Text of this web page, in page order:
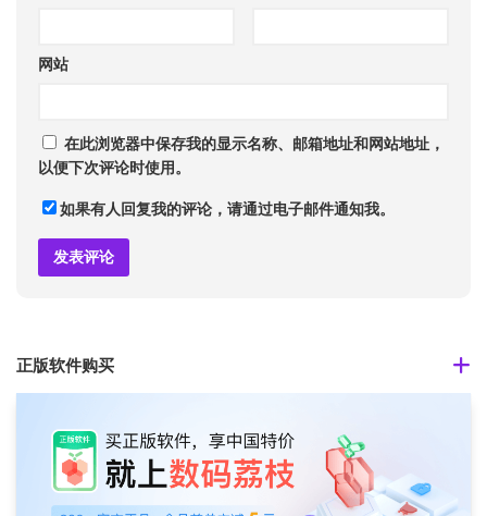
网站
在此浏览器中保存我的显示名称、邮箱地址和网站地址，
以便下次评论时使用。
如果有人回复我的评论，请通过电子邮件通知我。
正版软件购买